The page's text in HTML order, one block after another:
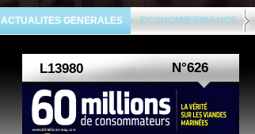
ACTUALITES GENERALES ECONOMIE/FINANCE
N°626